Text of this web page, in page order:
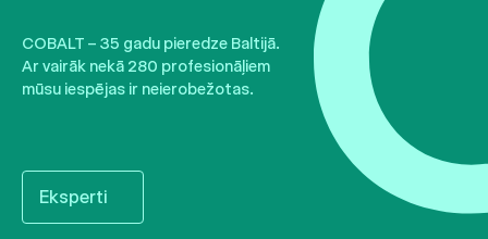
COBALT – 35 gadu pieredze Baltijā.
Ar vairāk nekā 280 profesionāļiem
mūsu iespējas ir neierobežotas.
Eksperti